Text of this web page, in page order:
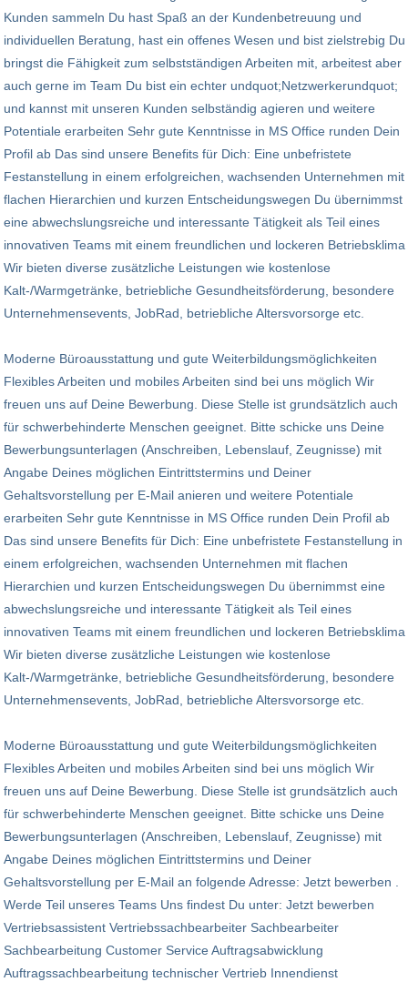
Kunden sammeln Du hast Spaß an der Kundenbetreuung und
individuellen Beratung, hast ein offenes Wesen und bist zielstrebig Du
bringst die Fähigkeit zum selbstständigen Arbeiten mit, arbeitest aber
auch gerne im Team Du bist ein echter undquot;Netzwerkerundquot;
und kannst mit unseren Kunden selbständig agieren und weitere
Potentiale erarbeiten Sehr gute Kenntnisse in MS Office runden Dein
Profil ab Das sind unsere Benefits für Dich: Eine unbefristete
Festanstellung in einem erfolgreichen, wachsenden Unternehmen mit
flachen Hierarchien und kurzen Entscheidungswegen Du übernimmst
eine abwechslungsreiche und interessante Tätigkeit als Teil eines
innovativen Teams mit einem freundlichen und lockeren Betriebsklima
Wir bieten diverse zusätzliche Leistungen wie kostenlose
Kalt-/Warmgetränke, betriebliche Gesundheitsförderung, besondere
Unternehmensevents, JobRad, betriebliche Altersvorsorge etc.
Moderne Büroausstattung und gute Weiterbildungsmöglichkeiten
Flexibles Arbeiten und mobiles Arbeiten sind bei uns möglich Wir
freuen uns auf Deine Bewerbung. Diese Stelle ist grundsätzlich auch
für schwerbehinderte Menschen geeignet. Bitte schicke uns Deine
Bewerbungsunterlagen (Anschreiben, Lebenslauf, Zeugnisse) mit
Angabe Deines möglichen Eintrittstermins und Deiner
Gehaltsvorstellung per E-Mail anieren und weitere Potentiale
erarbeiten Sehr gute Kenntnisse in MS Office runden Dein Profil ab
Das sind unsere Benefits für Dich: Eine unbefristete Festanstellung in
einem erfolgreichen, wachsenden Unternehmen mit flachen
Hierarchien und kurzen Entscheidungswegen Du übernimmst eine
abwechslungsreiche und interessante Tätigkeit als Teil eines
innovativen Teams mit einem freundlichen und lockeren Betriebsklima
Wir bieten diverse zusätzliche Leistungen wie kostenlose
Kalt-/Warmgetränke, betriebliche Gesundheitsförderung, besondere
Unternehmensevents, JobRad, betriebliche Altersvorsorge etc.
Moderne Büroausstattung und gute Weiterbildungsmöglichkeiten
Flexibles Arbeiten und mobiles Arbeiten sind bei uns möglich Wir
freuen uns auf Deine Bewerbung. Diese Stelle ist grundsätzlich auch
für schwerbehinderte Menschen geeignet. Bitte schicke uns Deine
Bewerbungsunterlagen (Anschreiben, Lebenslauf, Zeugnisse) mit
Angabe Deines möglichen Eintrittstermins und Deiner
Gehaltsvorstellung per E-Mail an folgende Adresse: Jetzt bewerben .
Werde Teil unseres Teams Uns findest Du unter: Jetzt bewerben
Vertriebsassistent Vertriebssachbearbeiter Sachbearbeiter
Sachbearbeitung Customer Service Auftragsabwicklung
Auftragssachbearbeitung technischer Vertrieb Innendienst